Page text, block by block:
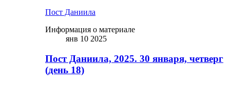
Пост Даниила
Информация о материале
янв 10 2025
Пост Даниила, 2025. 30 января, четверг
(день 18)